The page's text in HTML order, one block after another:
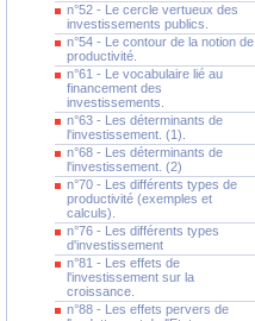
n°52 - Le cercle vertueux des
investissements publics.
n°54 - Le contour de la notion de
productivité.
n°61 - Le vocabulaire lié au
financement des
investissements.
n°63 - Les déterminants de
l'investissement. (1).
n°68 - Les déterminants de
l'investissement. (2)
n°70 - Les différents types de
productivité (exemples et
calculs).
n°76 - Les différents types
d'investissement
n°81 - Les effets de
l'investissement sur la
croissance.
n°88 - Les effets pervers de